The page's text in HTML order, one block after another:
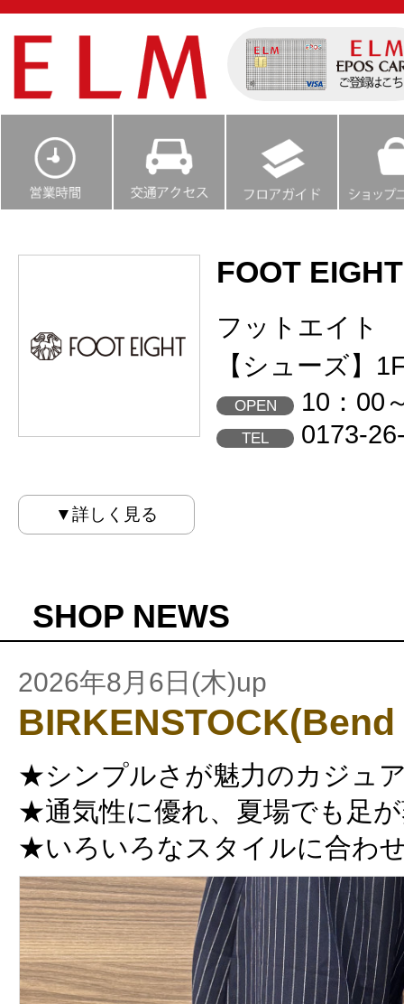
FOOT EIGHT
フットエイト
【シューズ】
OPEN 10：00
TEL 0173-
▼詳しく見る
SHOP NEWS
2026年8月6日(木)up
★シンプルさが魅力のカジュ
★通気性に優れ、夏場でも足
★いろいろなスタイルに合わ